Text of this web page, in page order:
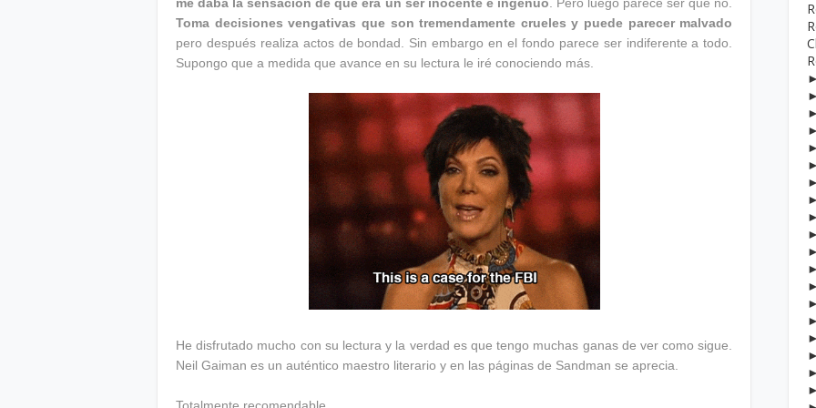
Toma decisiones vengativas que son tremendamente crueles y puede parecer malvado
pero después realiza actos de bondad. Sin embargo en el fondo parece ser indiferente a todo.
Supongo que a medida que avance en su lectura le iré conociendo más.
He disfrutado mucho con su lectura y la verdad es que tengo muchas ganas de ver como sigue.
Neil Gaiman es un auténtico maestro literario y en las páginas de Sandman se aprecia.